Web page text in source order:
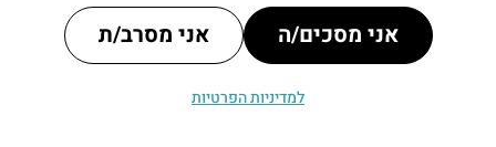
אני מסכים/ה אני מסרב/ת
למדיניות הפרטיות